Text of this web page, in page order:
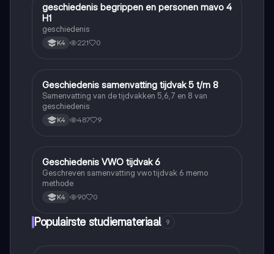
Geschiedenis
geschiedenis begrippen en personen mavo 4
H1
geschiedenis
K4 221 0
Geschiedenis
Geschiedenis samenvatting tijdvak 5 t/m 8
Samenvatting van de tijdvakken 5,6,7 en 8 van
geschiedenis
K4 487 9
Geschiedenis
Geschiedenis VWO tijdvak 6
Geschreven samenvatting vwo tijdvak 6 memo
methode
K4 90 0
Populairste studiemateriaal 9